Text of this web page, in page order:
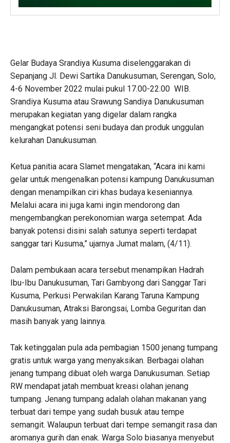
Gelar Budaya Srandiya Kusuma diselenggarakan di
Sepanjang Jl. Dewi Sartika Danukusuman, Serengan, Solo,
4-6 November 2022 mulai pukul 17.00-22.00 WIB.
Srandiya Kusuma atau Srawung Sandiya Danukusuman
merupakan kegiatan yang digelar dalam rangka
mengangkat potensi seni budaya dan produk unggulan
kelurahan Danukusuman.
Ketua panitia acara Slamet mengatakan, “Acara ini kami
gelar untuk mengenalkan potensi kampung Danukusuman
dengan menampilkan ciri khas budaya keseniannya.
Melalui acara ini juga kami ingin mendorong dan
mengembangkan perekonomian warga setempat. Ada
banyak potensi disini salah satunya seperti terdapat
sanggar tari Kusuma,” ujarnya Jumat malam, (4/11).
Dalam pembukaan acara tersebut menampikan Hadrah
Ibu-Ibu Danukusuman, Tari Gambyong dari Sanggar Tari
Kusuma, Perkusi Perwakilan Karang Taruna Kampung
Danukusuman, Atraksi Barongsai, Lomba Geguritan dan
masih banyak yang lainnya.
Tak ketinggalan pula ada pembagian 1500 jenang tumpang
gratis untuk warga yang menyaksikan. Berbagai olahan
jenang tumpang dibuat oleh warga Danukusuman. Setiap
RW mendapat jatah membuat kreasi olahan jenang
tumpang. Jenang tumpang adalah olahan makanan yang
terbuat dari tempe yang sudah busuk atau tempe
semangit. Walaupun terbuat dari tempe semangit rasa dan
aromanya gurih dan enak. Warga Solo biasanya menyebut